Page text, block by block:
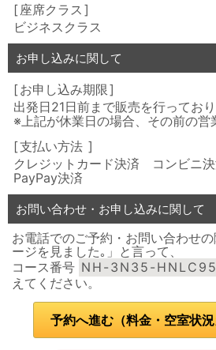
座席クラス
ビジネスクラス
お申し込みに関して
お申し込み期限
出発日21日前まで販売を行っており
※上記が休業日の場合、その前の営
支払い方法
クレジットカード決済 コンビニ
PayPay決済
お問い合わせ・お申し込みに関して
お電話でのご予約・お問い合わせ
ージを見ました｡」と言って、
コース番号 NH-3N35-HNLC95
えてください。
予約へ進む（料金・空室状況